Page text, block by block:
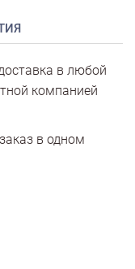
в любой
компанией
в одном